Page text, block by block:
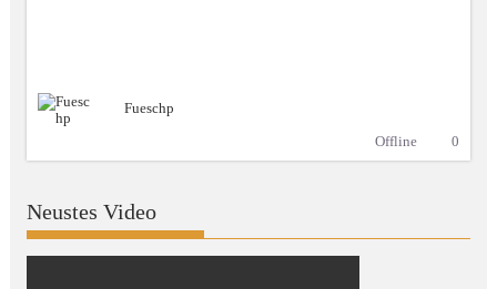
Fueschp
Offline
0
Neustes Video